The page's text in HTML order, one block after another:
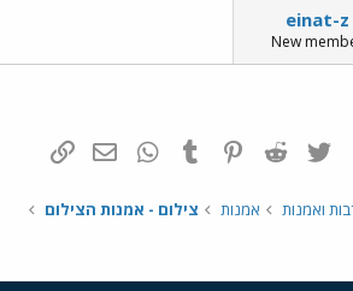
einat-z
New
פייסבוק Twitter
Reddit
Pinterest
Tumblr
WhatsAppדואר אלקטרוני
ואמנות אמנות צילום - אמנות הצילום